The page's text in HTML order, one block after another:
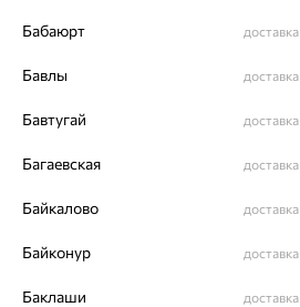
Бабаюрт доставка
Бавлы доставка
Бавтугай доставка
Багаевская доставка
Байкалово доставка
Байконур доставка
Баклаши доставка